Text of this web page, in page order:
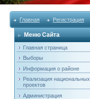
Главная Регистрация
Меню Сайта
Главная страница
Выборы
Информация о районе
Реализация национальных
проектов
Администрация